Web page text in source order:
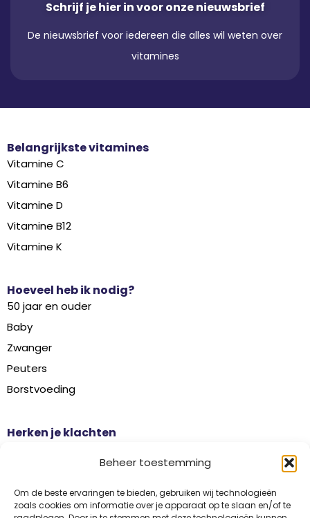
Beheer toestemming
Om de beste ervaringen te bieden, gebruiken wij technologieën
zoals cookies om informatie over je apparaat op te slaan en/of te
Schrijf je hier in voor onze nieuwsbrief
De nieuwsbrief voor iedereen die alles wil weten over
vitamines
Belangrijkste vitamines
Vitamine C
Vitamine B6
Vitamine D
Vitamine B12
Vitamine K
Hoeveel heb ik nodig?
50 jaar en ouder
Baby
Zwanger
Peuters
Borstvoeding
Herken je klachten
Griep
Haaruitval